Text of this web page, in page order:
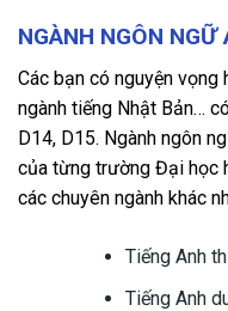
NGÀNH NGÔN NGỮ
Các bạn có nguyện vọng
ngành tiếng Nhật Bản…
D14, D15. Ngành ngôn
của từng trường Đại học
các chuyên ngành khác
Tiếng Anh
Tiếng Anh